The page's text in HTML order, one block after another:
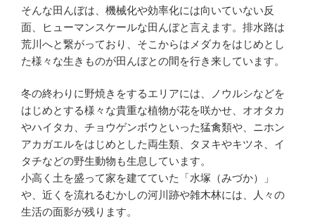
そんな田んぼは、機械化や効率化には向いていない反
面、ヒューマンスケールな田んぼと言えます。排水路は
荒川へと繋がっており、そこからはメダカをはじめとし
た様々な生きものが田んぼとの間を行き来しています。
冬の終わりに野焼きをするエリアには、ノウルシなどを
はじめとする様々な貴重な植物が花を咲かせ、オオタカ
やハイタカ、チョウゲンボウといった猛禽類や、ニホン
アカガエルをはじめとした両生類、タヌキやキツネ、イ
タチなどの野生動物も生息しています。
小高く土を盛って家を建てていた「水塚（みづか）」
や、近くを流れるむかしの河川跡や雑木林には、人々の
生活の面影が残ります。